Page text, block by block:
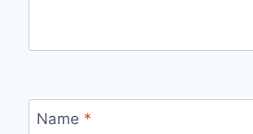
Name *